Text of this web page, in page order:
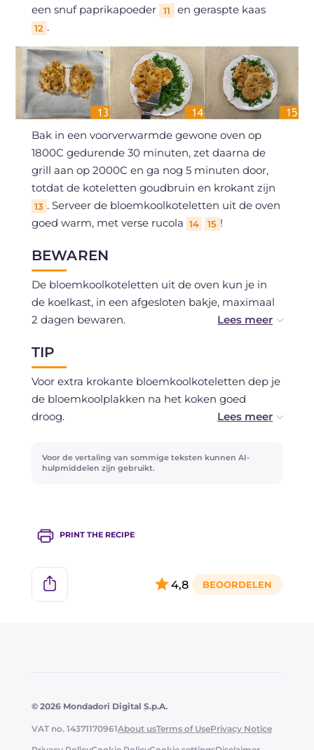
een snuf paprikapoeder
11 en geraspte kaas
12 .
Bak in een voorverwarmde gewone oven op
1800C gedurende 30 minuten, zet daarna de
grill aan op 2000C en ga nog 5 minuten door,
totdat de koteletten goudbruin en krokant zijn
13 . Serveer de bloemkoolkoteletten uit de oven
goed warm, met verse rucola 14 15 !
BEWAREN
De bloemkoolkoteletten uit de oven kun je in
de koelkast, in een afgesloten bakje, maximaal
2 dagen bewaren.
We raden af ze na het bakken in te vriezen,
omdat de paneerlaag dan zijn structuur verliest.
TIP
Voor extra krokante bloemkoolkoteletten dep je
de bloemkoolplakken na het koken goed
droog.
Voor een meer rustieke paneerlaag kun je
panko gebruiken.
Voor de vertaling van sommige teksten kunnen AI-
hulpmiddelen zijn gebruikt.
PRINT THE RECIPE
4,8
© 2026 Mondadori Digital S.p.A.
VAT no. 14371170961About usTerms of UsePrivacy Notice